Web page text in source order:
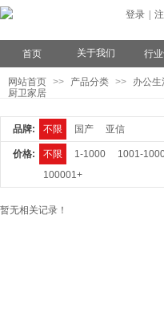
登录
首页 关于我们 行
网站首页 >> 产品分类 >> 办公生
厨卫家居
品牌: 不限 国产 亚信
价格: 不限 1-1000 1001-
100001+
暂无相关记录！